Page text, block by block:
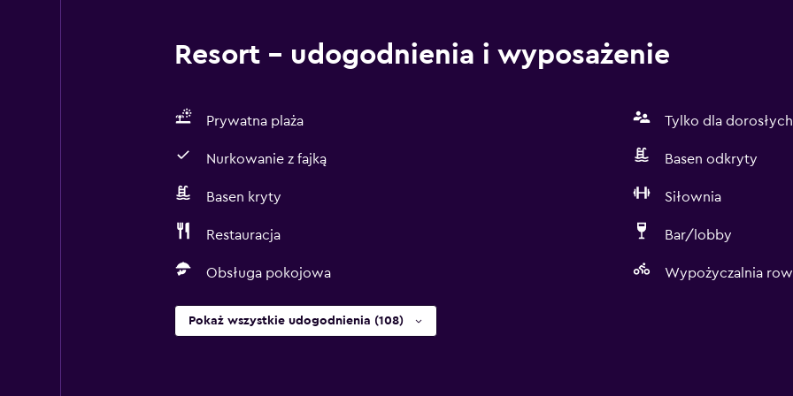
Resort – udogodnienia i wyposażenie
Prywatna plaża Tylko dla dorosłych
Nurkowanie z fajką Basen odkryty
Basen kryty Siłownia
Restauracja Bar/lobby
Obsługa pokojowa Wypożyczalnia
Pokaż wszystkie udogodnienia (108)